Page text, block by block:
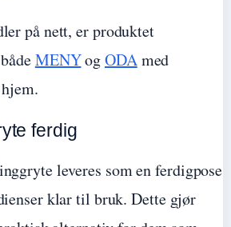
på nett, er produktet
MENYogODAmed
ferdig
leveres som en ferdigpose
klar til bruk. Dette gjør